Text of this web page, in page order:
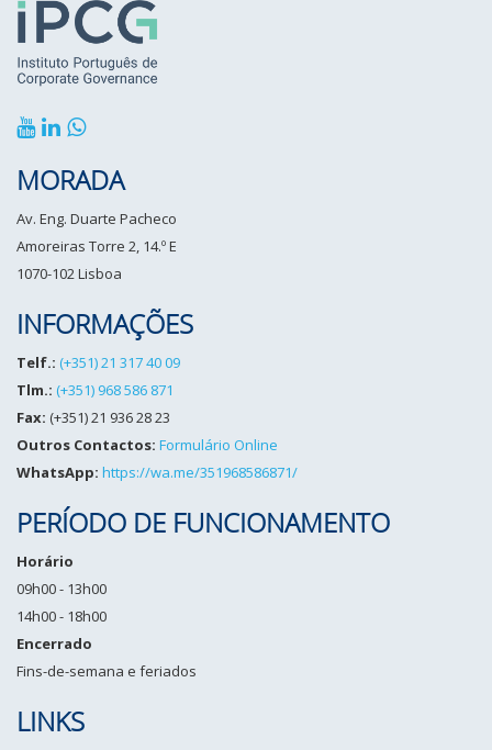
MORADA
Av. Eng. Duarte Pacheco
Amoreiras Torre 2, 14.º E
1070-102 Lisboa
INFORMAÇÕES
Telf.: (+351) 21 317 40 09
Tlm.: (+351) 968 586 871
Fax: (+351) 21 936 28 23
Outros Contactos: Formulário Online
WhatsApp: https://wa.me/351968586871/
PERÍODO DE FUNCIONAMENTO
Horário
09h00 - 13h00
14h00 - 18h00
Encerrado
Fins-de-semana e feriados
LINKS